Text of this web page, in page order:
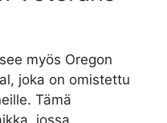
myös Oregon
joka on omistettu
Tämä